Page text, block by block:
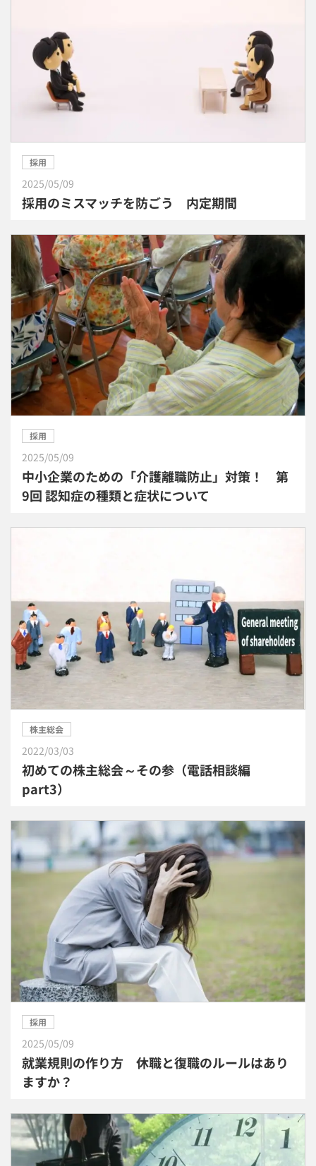
採用
2025/05/09
採用のミスマッチを防ごう 内定期間
採用
2025/05/09
中小企業のための「介護離職防止」対策！ 第
9回 認知症の種類と症状について
株主総会
2022/03/03
初めての株主総会～その参（電話相談編
part3）
採用
2025/05/09
就業規則の作り方 休職と復職のルールはあり
ますか？